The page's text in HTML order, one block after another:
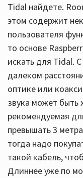
Tidal найдете.
этом содержит
пользователя
то основе
искать для Tidal.
далеком
оптике или
звука может быть
рекомендуемая
превышать 3
тогда надо
такой кабель,
Длиннее уже по